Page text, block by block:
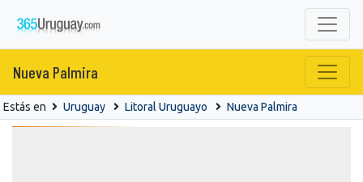
Nueva Palmira
Estás en Uruguay Litoral Uruguayo Nueva Palmira